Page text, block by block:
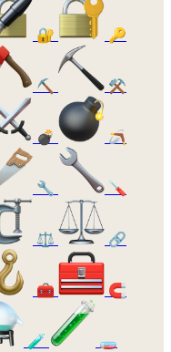
🔐 🔑
⛏️ ⚒️
💣 🪃
🔧 🪛
⚖️ 🔗
🧰 🧲
🧪 🧫